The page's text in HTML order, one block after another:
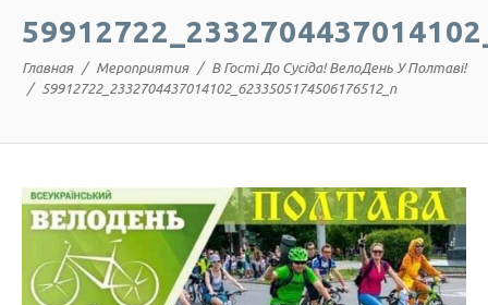
Главная Мероприятия
В Гості До Сусіда! ВелоДень У Полтаві!
59912722_2332704437014102_6233505174506176512_n